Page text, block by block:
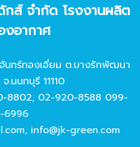
กส์ จํากัด โรงงานผลิต
งอากาศ
นทร์ทองเอี่ยม ต.บางรักพัฒนา
.นนทบุรี 11110
8802, 02-920-8588 099-
6996
, info@jk-green.com